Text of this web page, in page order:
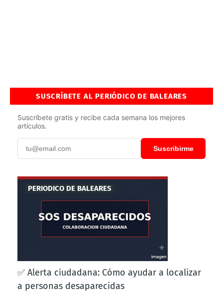
SUSCRÍBETE AL PERIÓDICO DE BALEARES
Suscríbete gratis y recibe cada semana los mejores
artículos.
Suscribirme
PERIODICO DE BALEARES
✅ Alerta ciudadana: Cómo ayudar a localizar
a personas desaparecidas